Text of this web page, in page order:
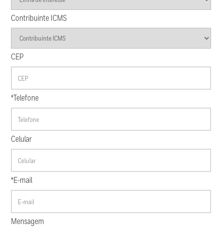
Contribuinte ICMS
CEP
*Telefone
Celular
*E-mail
Mensagem